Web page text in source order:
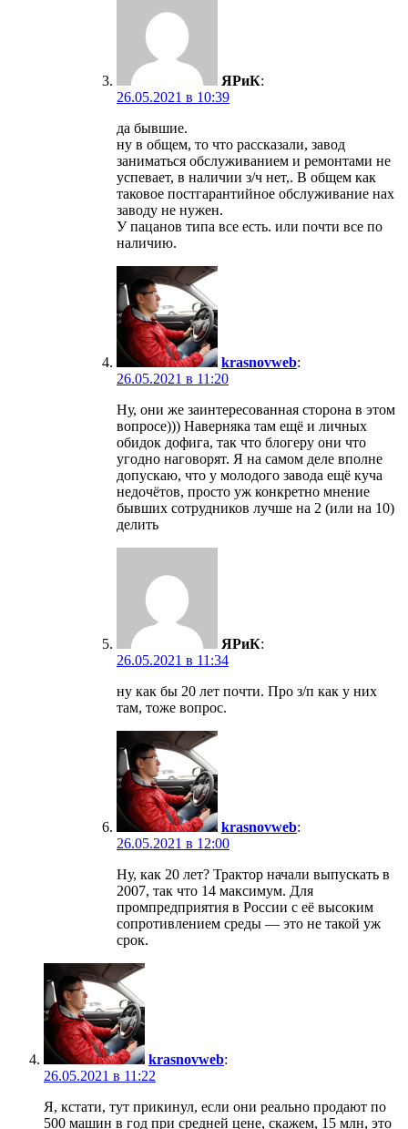
ЯРиК:
26.05.2021 в 10:39
да бывшие.
ну в общем, то что рассказали, завод
заниматься обслуживанием и ремонтами не
успевает, в наличии з/ч нет,. В общем как
таковое постгарантийное обслуживание нах
заводу не нужен.
У пацанов типа все есть. или почти все по
наличию.
krasnovweb:
26.05.2021 в 11:20
Ну, они же заинтересованная сторона в этом
вопросе))) Наверняка там ещё и личных
обидок дофига, так что блогеру они что
угодно наговорят. Я на самом деле вполне
допускаю, что у молодого завода ещё куча
недочётов, просто уж конкретно мнение
бывших сотрудников лучше на 2 (или на 10)
делить
ЯРиК:
26.05.2021 в 11:34
ну как бы 20 лет почти. Про з/п как у них
там, тоже вопрос.
krasnovweb:
26.05.2021 в 12:00
Ну, как 20 лет? Трактор начали выпускать в
2007, так что 14 максимум. Для
промпредприятия в России с её высоким
сопротивлением среды — это не такой уж
срок.
krasnovweb:
26.05.2021 в 11:22
Я, кстати, тут прикинул, если они реально продают по
500 машин в год при средней цене, скажем, 15 млн, это